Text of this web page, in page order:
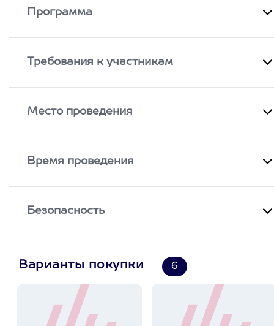
Программа
Требования к участникам
Место проведения
Время проведения
Безопасность
Варианты покупки 6